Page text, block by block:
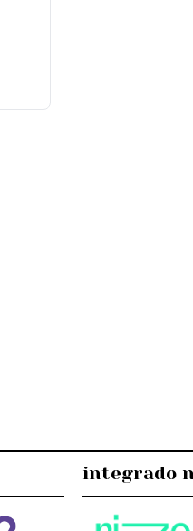
integrado